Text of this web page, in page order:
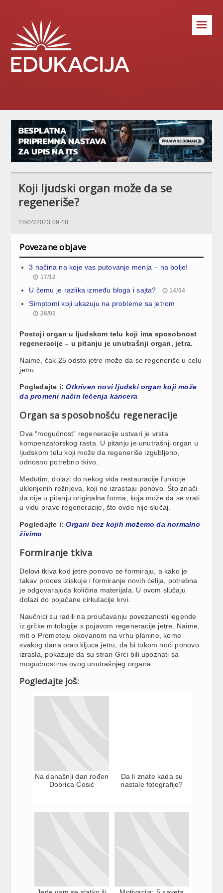
☰
Koji ljudski organ može da se
regeneriše?
28/04/2023 09:48
Povezane objave
3 načina na koje vas putovanje menja – na bolje!
17/12
U čemu je razlika između bloga i sajta? 14/04
Simptomi koji ukazuju na probleme sa jetrom
26/02
Postoji organ u ljudskom telu koji ima sposobnost
regeneracije – u pitanju je unutrašnji organ, jetra.
Naime, čak 25 odsto jetre može da se regeneriše u celu
jetru.
Pogledajte i:Otkriven novi ljudski organ koji može
da promeni način lečenja kancera
Organ sa sposobnošću regeneracije
Ova “mogućnost” regeneracije ustvari je vrsta
kompenzatorskog rasta. U pitanju je unutrašnji organ u
ljudskom telu koji može da regeneriše izgubljeno,
odnosno potrebno tkivo.
Međutim, dolazi do nekog vida restauracije funkcije
uklonjenih režnjeva, koji ne izrastaju ponovo. Što znači
da nije u pitanju originalna forma, koja može da se vrati
u vidu prave regeneracije, što ovde nije slučaj.
Pogledajte i:Organi bez kojih možemo da normalno
živimo
Formiranje tkiva
Delovi tkiva kod jetre ponovo se formiraju, a kako je
takav proces iziskuje i formiranje novih ćelija, potrebna
je odgovarajuća količina materijala. U ovom slučaju
dolazi do pojačane cirkulacije krvi.
Naučnici su radili na proučavanju povezanosti legende
iz grčke mitologije s pojavom regeneracije jetre. Naime,
mit o Prometeju okovanom na vrhu planine, kome
svakog dana orao kljuca jetru, da bi tokom noći ponovo
izrasla, pokazuje da su strari Grci bili upoznati sa
mogućnostima ovog unutrašnjeg organa.
Pogledajte još:
Na današnji dan rođen
Dobrica Ćosić
Da li znate kada su
nastale fotografije?